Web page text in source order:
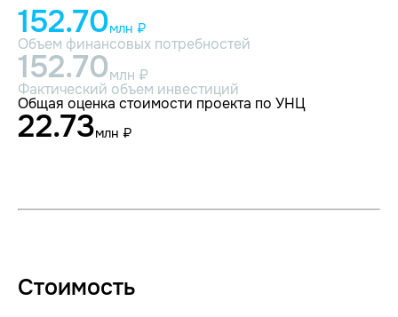
152.70млн ₽
Объем финансовых потребностей
152.70млн ₽
Фактический объем инвестиций
Общая оценка стоимости проекта по УНЦ
22.73млн ₽
Стоимость